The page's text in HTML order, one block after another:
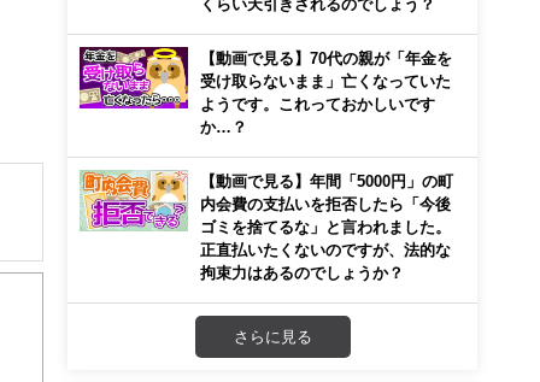
で
くらい天引きされるのでしょう？
【動画で見る】70代の親が「年金を
受け取らないまま」亡くなっていた
ようです。これっておかしいです
か…？
【動画で見る】年間「5000円」の町
内会費の支払いを拒否したら「今後
ゴミを捨てるな」と言われました。
正直払いたくないのですが、法的な
拘束力はあるのでしょうか？
さらに見る